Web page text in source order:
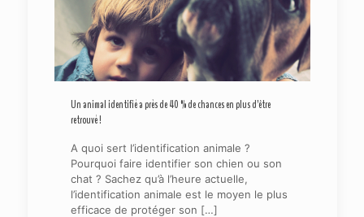
Un animal identifié a près de 40 % de chances en plus d’être
retrouvé !
A quoi sert l’identification animale ?
Pourquoi faire identifier son chien ou son
chat ? Sachez qu’à l’heure actuelle,
l’identification animale est le moyen le plus
efficace de protéger son […]